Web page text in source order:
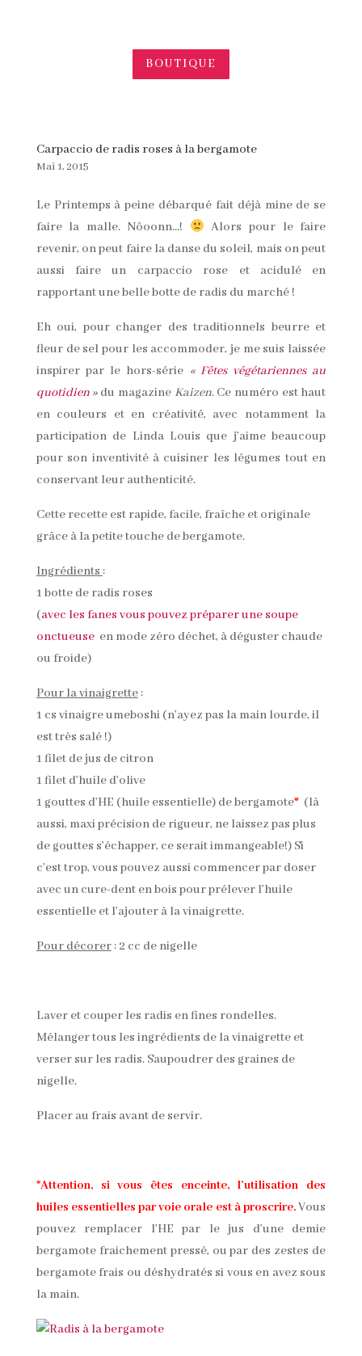
BOUTIQUE
Carpaccio de radis roses à la bergamote
Mai 1, 2015
Le Printemps à peine débarqué fait déjà mine de se
faire la malle. Nôoonn…!
Alors pour le faire
revenir, on peut faire la danse du soleil, mais on peut
aussi faire un carpaccio rose et acidulé en
rapportant une belle botte de radis du marché !
Eh oui, pour changer des traditionnels beurre et
fleur de sel pour les accommoder, je me suis laissée
inspirer par le hors-série « Fêtes végétariennes au
quotidien»du magazine Kaizen. Ce numéro est haut
en couleurs et en créativité, avec notamment la
participation de Linda Louis que j’aime beaucoup
pour son inventivité à cuisiner les légumes tout en
conservant leur authenticité.
Cette recette est rapide, facile, fraîche et originale
grâce à la petite touche de bergamote.
Ingrédients :
1 botte de radis roses
(avec les fanes vous pouvez préparer une soupe
onctueuseen mode zéro déchet, à déguster chaude
ou froide)
Pour la vinaigrette:
1 cs vinaigre umeboshi (n’ayez pas la main lourde, il
est très salé !)
1 filet de jus de citron
1 filet d’huile d’olive
1 gouttes d’HE (huile essentielle) de bergamote*(là
aussi, maxi précision de rigueur, ne laissez pas plus
de gouttes s’échapper, ce serait immangeable!) Si
c’est trop, vous pouvez aussi commencer par doser
avec un cure-dent en bois pour prélever l’huile
essentielle et l’ajouter à la vinaigrette.
Pour décorer: 2 cc de nigelle
Laver et couper les radis en fines rondelles.
Mélanger tous les ingrédients de la vinaigrette et
verser sur les radis. Saupoudrer des graines de
nigelle.
Placer au frais avant de servir.
*Attention, si vous êtes enceinte, l’utilisation des
huiles essentielles par voie orale est à proscrire.Vous
pouvez remplacer l’HE par le jus d’une demie
bergamote fraichement pressé, ou par des zestes de
bergamote frais ou déshydratés si vous en avez sous
la main.